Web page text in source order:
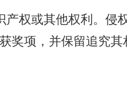
权或其他权利。侵
项，并保留追究其